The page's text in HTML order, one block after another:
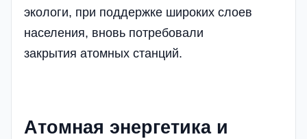
экологи, при поддержке широких слоев
населения, вновь потребовали
закрытия атомных станций.
Атомная энергетика и